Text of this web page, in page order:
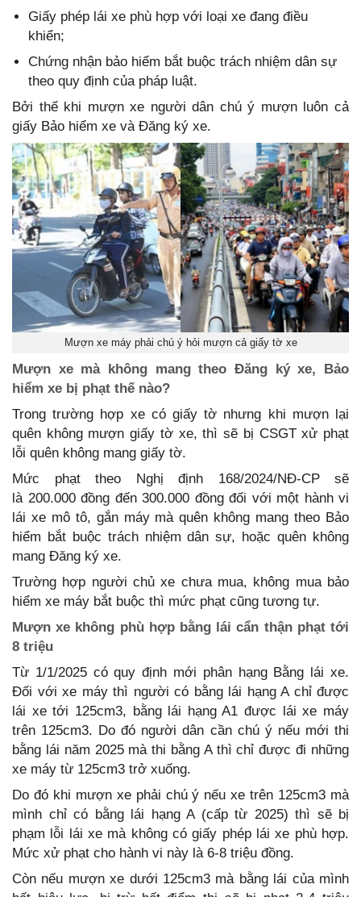
Giấy phép lái xe phù hợp với loại xe đang điều
khiển;
Chứng nhận bảo hiểm bắt buộc trách nhiệm dân sự
theo quy định của pháp luật.
Bởi thế khi mượn xe người dân chú ý mượn luôn cả
giấy Bảo hiểm xe và Đăng ký xe.
Mượn xe máy phải chú ý hỏi mượn cả giấy tờ xe
Mượn xe mà không mang theo Đăng ký xe, Bảo
hiểm xe bị phạt thế nào?
Trong trường hợp xe có giấy tờ nhưng khi mượn lại
quên không mượn giấy tờ xe, thì sẽ bị CSGT xử phạt
lỗi quên không mang giấy tờ.
Mức phạt theo Nghị định 168/2024/NĐ-CP sẽ
là 200.000 đồng đến 300.000 đồng đối với một hành vi
lái xe mô tô, gắn máy mà quên không mang theo Bảo
hiểm bắt buộc trách nhiệm dân sự, hoặc quên không
mang Đăng ký xe.
Trường hợp người chủ xe chưa mua, không mua bảo
hiểm xe máy bắt buộc thì mức phạt cũng tương tự.
Mượn xe không phù hợp bằng lái cẩn thận phạt tới
8 triệu
Từ 1/1/2025 có quy định mới phân hạng Bằng lái xe.
Đối với xe máy thì người có bằng lái hạng A chỉ được
lái xe tới 125cm3, bằng lái hạng A1 được lái xe máy
trên 125cm3. Do đó người dân cần chú ý nếu mới thi
bằng lái năm 2025 mà thi bằng A thì chỉ được đi những
xe máy từ 125cm3 trở xuống.
Do đó khi mượn xe phải chú ý nếu xe trên 125cm3 mà
mình chỉ có bằng lái hạng A (cấp từ 2025) thì sẽ bị
phạm lỗi lái xe mà không có giấy phép lái xe phù hợp.
Mức xử phạt cho hành vi này là 6-8 triệu đồng.
Còn nếu mượn xe dưới 125cm3 mà bằng lái của mình